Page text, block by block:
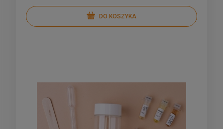
DO KOSZYKA